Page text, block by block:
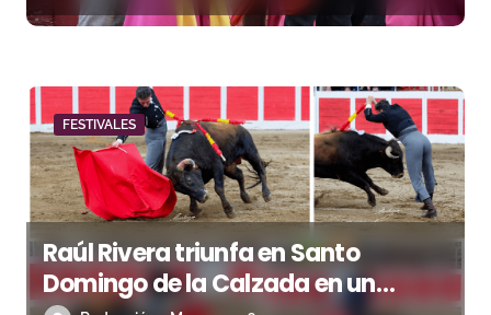
r
d
a
s
FESTIVALES
Raúl Rivera triunfa en Santo
Domingo de la Calzada en un